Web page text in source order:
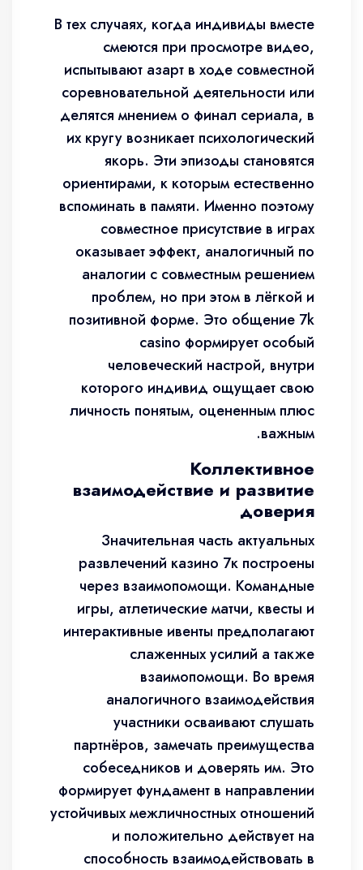
В тех случаях, когда индивиды вместе
смеются при просмотре видео,
испытывают азарт в ходе совместной
соревновательной деятельности или
делятся мнением о финал сериала, в
их кругу возникает психологический
якорь. Эти эпизоды становятся
ориентирами, к которым естественно
вспоминать в памяти. Именно поэтому
совместное присутствие в играх
оказывает эффект, аналогичный по
аналогии с совместным решением
проблем, но при этом в лёгкой и
позитивной форме. Это общение 7k
casino формирует особый
человеческий настрой, внутри
которого индивид ощущает свою
личность понятым, оцененным плюс
важным.
Коллективное
взаимодействие и развитие
доверия
Значительная часть актуальных
развлечений казино 7к построены
через взаимопомощи. Командные
игры, атлетические матчи, квесты и
интерактивные ивенты предполагают
слаженных усилий а также
взаимопомощи. Во время
аналогичного взаимодействия
участники осваивают слушать
партнёров, замечать преимущества
собеседников и доверять им. Это
формирует фундамент в направлении
устойчивых межличностных отношений
и положительно действует на
способность взаимодействовать в